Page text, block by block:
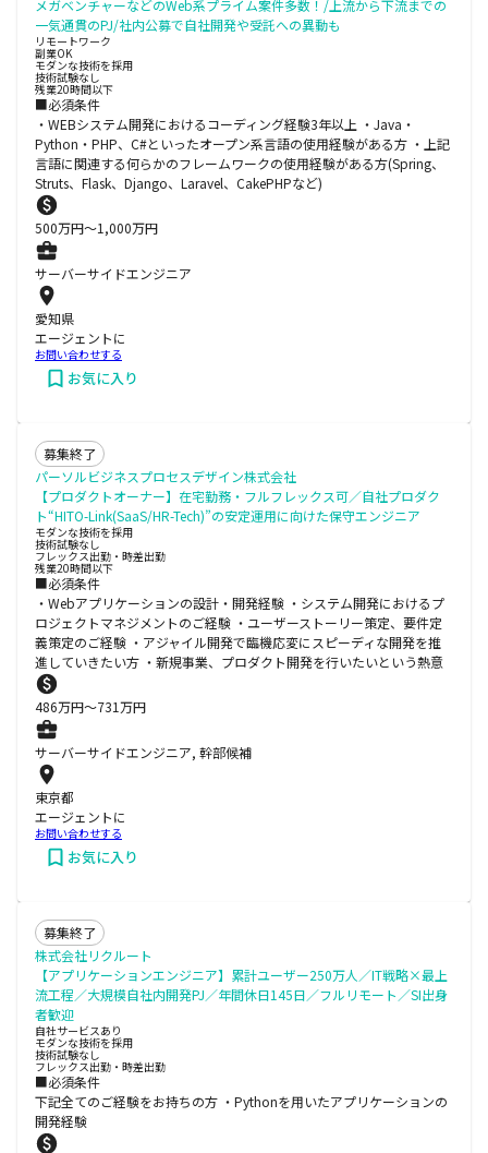
メガベンチャーなどのWeb系プライム案件多数！/上流から下流までの
一気通貫のPJ/社内公募で自社開発や受託への異動も
リモートワーク
副業OK
モダンな技術を採用
技術試験なし
残業20時間以下
■必須条件
・WEBシステム開発におけるコーディング経験3年以上 ・Java・
Python・PHP、C#といったオープン系言語の使用経験がある方 ・上記
言語に関連する何らかのフレームワークの使用経験がある方(Spring、
Struts、Flask、Django、Laravel、CakePHPなど)
500万円〜1,000万円
サーバーサイドエンジニア
愛知県
エージェントに
お問い合わせする
お気に入り
募集終了
パーソルビジネスプロセスデザイン株式会社
【プロダクトオーナー】在宅勤務・フルフレックス可／自社プロダク
ト“HITO-Link(SaaS/HR-Tech)”の安定運用に向けた保守エンジニア
モダンな技術を採用
技術試験なし
フレックス出勤・時差出勤
残業20時間以下
■必須条件
・Webアプリケーションの設計・開発経験 ・システム開発におけるプ
ロジェクトマネジメントのご経験 ・ユーザーストーリー策定、要件定
義策定のご経験 ・アジャイル開発で臨機応変にスピーディな開発を推
進していきたい方 ・新規事業、プロダクト開発を行いたいという熱意
486万円〜731万円
サーバーサイドエンジニア, 幹部候補
東京都
エージェントに
お問い合わせする
お気に入り
募集終了
株式会社リクルート
【アプリケーションエンジニア】累計ユーザー250万人／IT戦略×最上
流工程／大規模自社内開発PJ／年間休日145日／フルリモート／SI出身
者歓迎
自社サービスあり
モダンな技術を採用
技術試験なし
フレックス出勤・時差出勤
■必須条件
下記全てのご経験をお持ちの方 ・Pythonを用いたアプリケーションの
開発経験